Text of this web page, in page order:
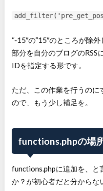
“-15″の”15″のところが除
部分を自分のブログのRSS
IDを指定する形です。
ただ、この作業を行うのに
ので、もう少し補足を。
functions.phpの場
functions.phpに追加を、と
か？が初心者だと分からな